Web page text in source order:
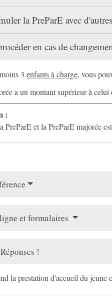
la PreParE avec
en cas de
3enfants à charge, vous
a un montant supérieur à
:
PreParE et la PreParE majorée
et formulaires
!
la prestation d'accueil du jeune